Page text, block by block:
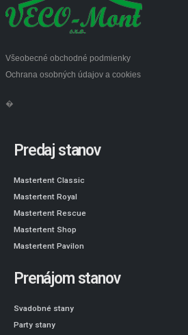
Všeobecné obchodné podmienky
Ochrana osobných údajov a cookies
�
Predaj stanov
Mastertent Classic
Mastertent Royal
Mastertent Rescue
Mastertent Shop
Mastertent Pavilon
Prenájom stanov
Svadobné stany
Party stany